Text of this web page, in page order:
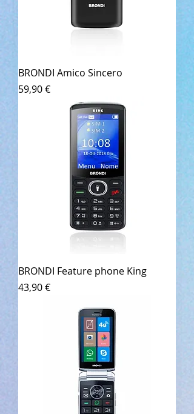
BRONDI Amico Sincero
Prezzo
59,90 €
BRONDI Feature phone King
Prezzo
43,90 €